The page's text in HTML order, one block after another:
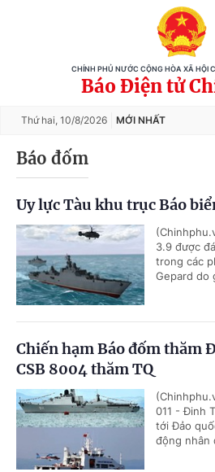
CHÍNH PHỦ NƯỚC CỘNG HÒA XÃ HỘI
Báo Điện tử
Thứ hai, 10/8/2026 MỚI NHẤT
Báo đốm
Uy lực Tàu khu trục Báo
3.9 được
trong các
Gepard do
Chiến hạm Báo đốm thăm
CSB 8004 thăm TQ
011 - Đinh
tới Đảo
động nhân